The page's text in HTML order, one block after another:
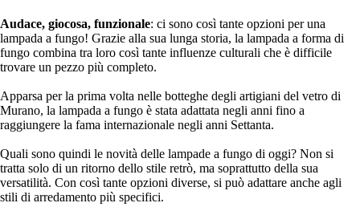
Audace, giocosa, funzionale: ci sono così tante opzioni per una
lampada a fungo! Grazie alla sua lunga storia, la lampada a forma di
fungo combina tra loro così tante influenze culturali che è difficile
trovare un pezzo più completo.
Apparsa per la prima volta nelle botteghe degli artigiani del vetro di
Murano, la lampada a fungo è stata adattata negli anni fino a
raggiungere la fama internazionale negli anni Settanta.
Quali sono quindi le novità delle lampade a fungo di oggi? Non si
tratta solo di un ritorno dello stile retrò, ma soprattutto della sua
versatilità. Con così tante opzioni diverse, si può adattare anche agli
stili di arredamento più specifici.